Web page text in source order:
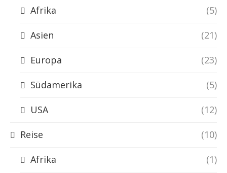
Afrika (5)
Asien (21)
Europa (23)
Südamerika (5)
USA (12)
Reise (10)
Afrika (1)